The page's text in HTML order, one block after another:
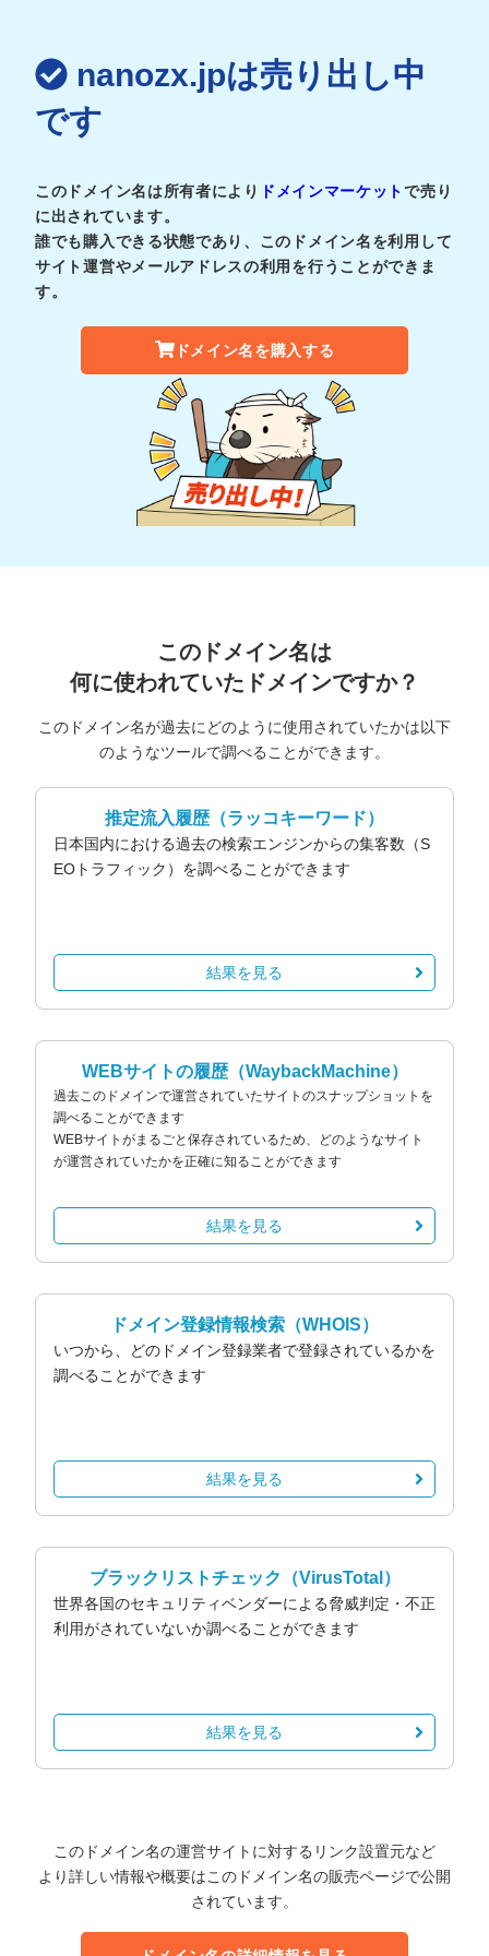
nanozx.jpは売り出し中
です
このドメイン名は所有者により ドメインマーケットで売り
に出されています。
誰でも購入できる状態であり、このドメイン名を利用して
サイト運営やメールアドレスの利用を行うことができま
す。
ドメイン名を購入する
このドメイン名は
何に使われていたドメインですか？
このドメイン名が過去にどのように使用されていたかは以下
のようなツールで調べることができます。
推定流入履歴（ラッコキーワード）
日本国内における過去の検索エンジンからの集客数（S
EOトラフィック）を調べることができます
結果を見る
WEBサイトの履歴（WaybackMachine）
過去このドメインで運営されていたサイトのスナップショットを
調べることができます
WEBサイトがまるごと保存されているため、どのようなサイト
が運営されていたかを正確に知ることができます
結果を見る
ドメイン登録情報検索 （WHOIS）
いつから、どのドメイン登録業者で登録されているかを
調べることができます
結果を見る
ブラックリストチェック （VirusTotal）
世界各国のセキュリティベンダーによる脅威判定・不正
利用がされていないか調べることができます
結果を見る
このドメイン名の運営サイトに対するリンク設置元など
より詳しい情報や概要はこのドメイン名の販売ページで公開
されています。